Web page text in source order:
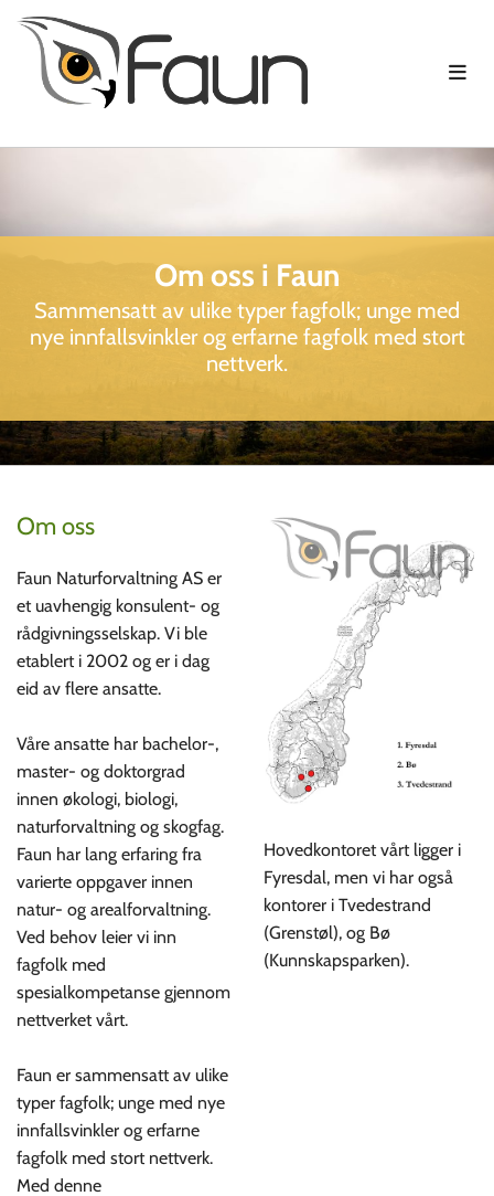
Om oss i Faun
Sammensatt av ulike typer fagfolk; unge med
nye innfallsvinkler og erfarne fagfolk med stort
nettverk.
Om oss
Faun Naturforvaltning AS er
et uavhengig konsulent- og
rådgivningsselskap. Vi ble
etablert i 2002 og er i dag
eid av flere ansatte.
Våre ansatte har bachelor-,
master- og doktorgrad
innen økologi, biologi,
naturforvaltning og skogfag.
Faun har lang erfaring fra
varierte oppgaver innen
natur- og arealforvaltning.
Ved behov leier vi inn
fagfolk med
spesialkompetanse gjennom
nettverket vårt.
Faun er sammensatt av ulike
typer fagfolk; unge med nye
innfallsvinkler og erfarne
fagfolk med stort nettverk.
Med denne
Hovedkontoret vårt ligger i
Fyresdal, men vi har også
kontorer i Tvedestrand
(Grenstøl), og Bø
(Kunnskapsparken).